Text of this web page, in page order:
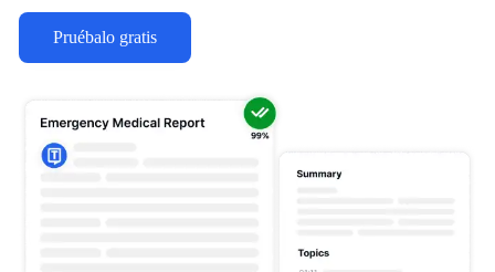
Pruébalo gratis